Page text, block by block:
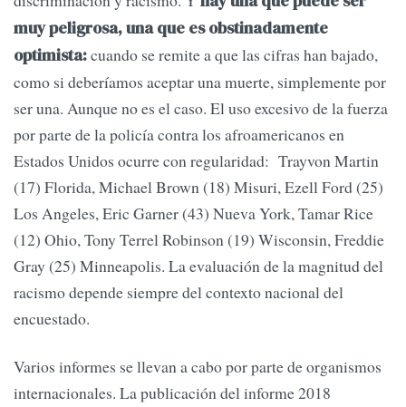
muy peligrosa, una que es obstinadamente
optimista:cuando se remite a que las cifras han bajado,
como si deberíamos aceptar una muerte, simplemente por
ser una. Aunque no es el caso. El uso excesivo de la fuerza
por parte de la policía contra los afroamericanos en
Estados Unidos ocurre con regularidad: Trayvon Martin
(17) Florida, Michael Brown (18) Misuri, Ezell Ford (25)
Los Angeles, Eric Garner (43) Nueva York, Tamar Rice
(12) Ohio, Tony Terrel Robinson (19) Wisconsin, Freddie
Gray (25) Minneapolis. La evaluación de la magnitud del
racismo depende siempre del contexto nacional del
encuestado.
Varios informes se llevan a cabo por parte de organismos
internacionales. La publicación del informe 2018